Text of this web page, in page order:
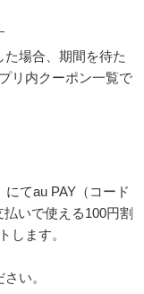
場合、期間を待た
リ内クーポン一覧で
てau PAY（コード
いで使える100円割
します。
い。